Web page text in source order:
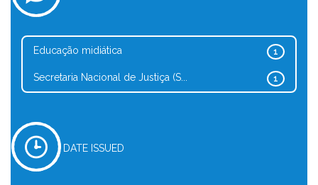
1
Educação midiática
1
Secretaria Nacional de Justiça (S...
DATE ISSUED